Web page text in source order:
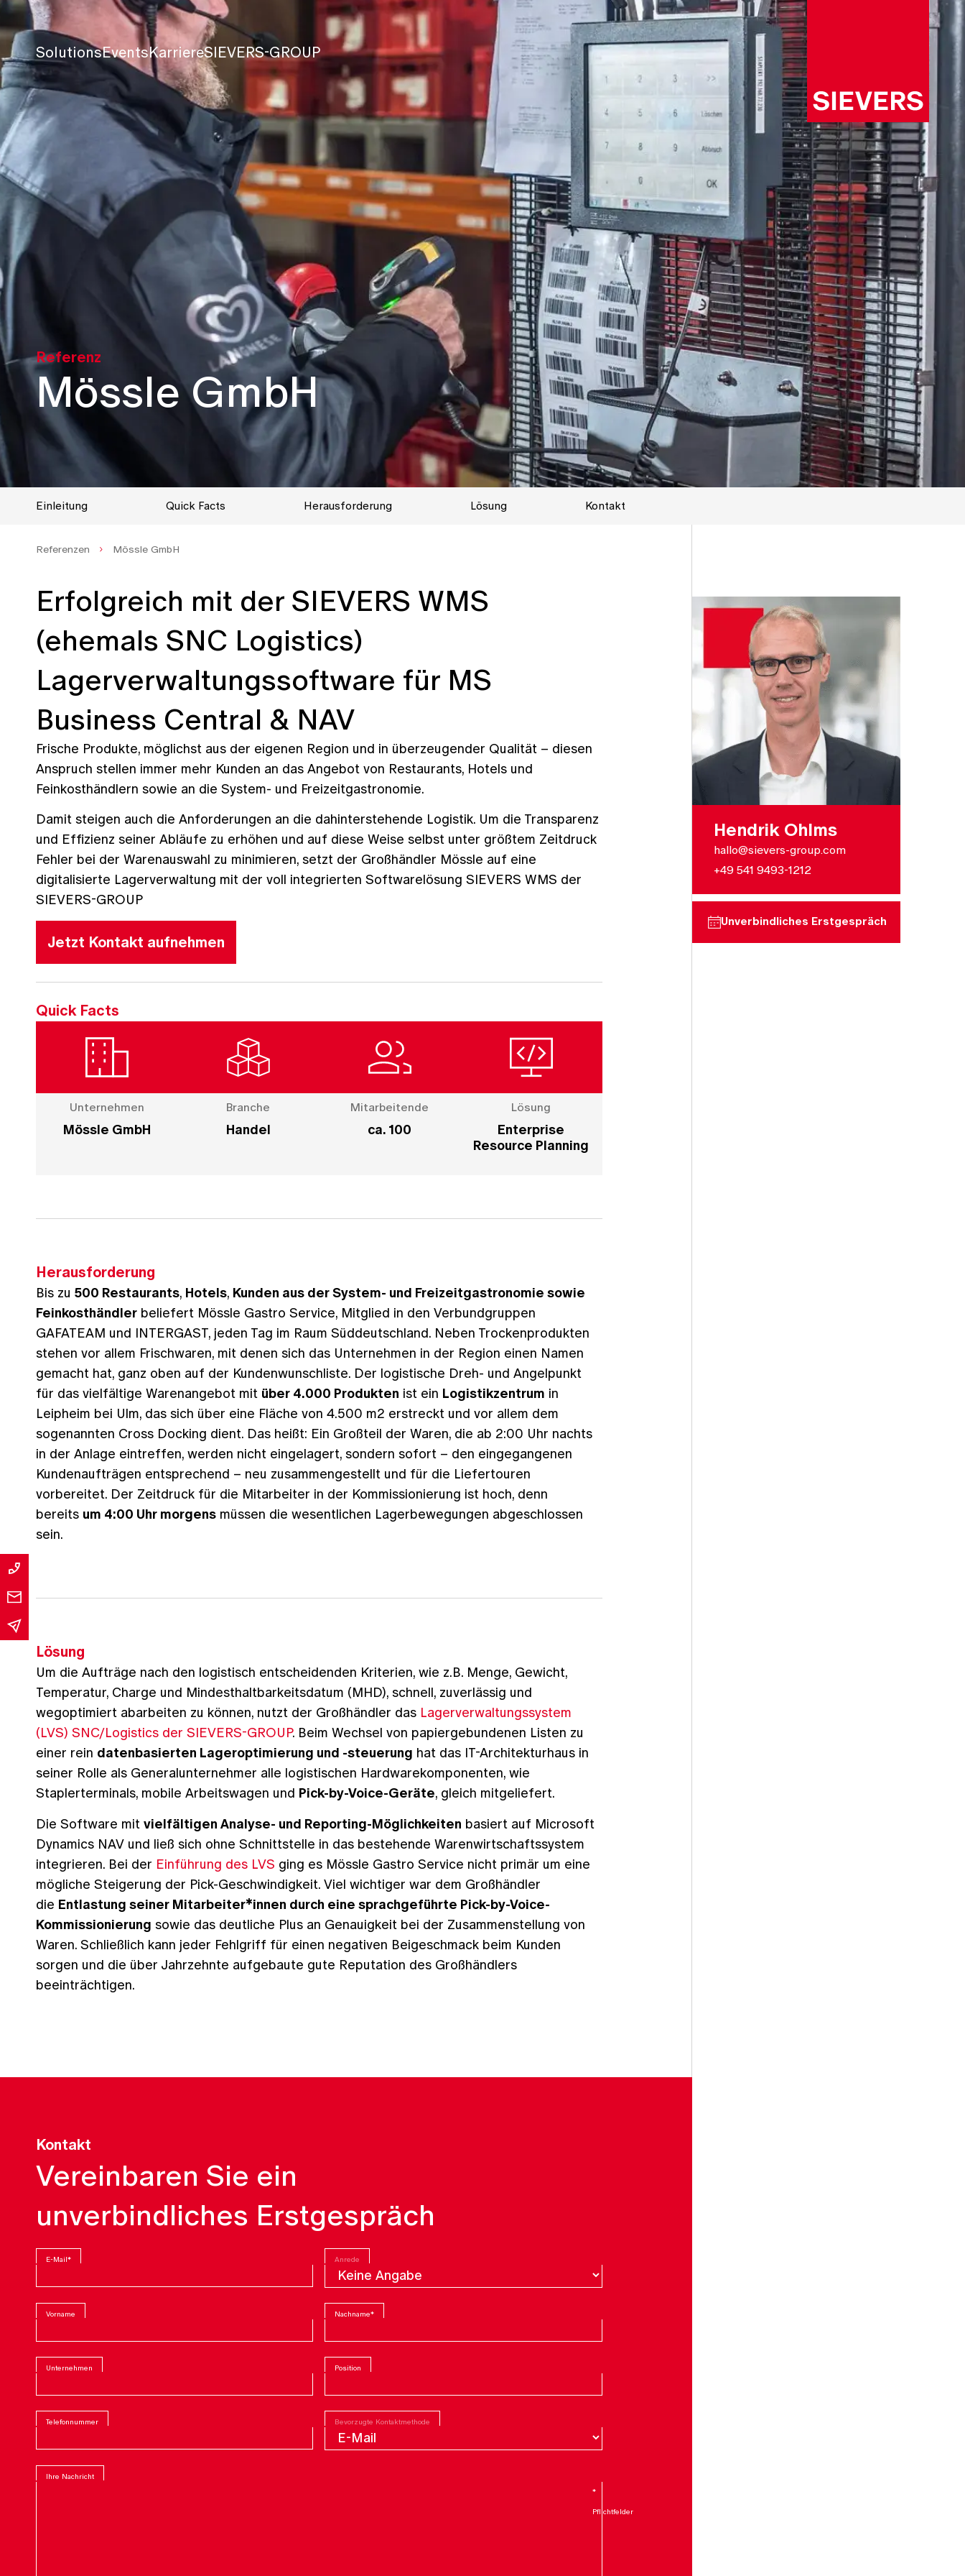
Solutions
Künstliche Intelligenz
Datenmanagement
Business Analytics
Unified Communication and Collaboration
Customer Relationship Management
Digital Workplace
Enterprise Content Management
Enterprise Resource Planning
Hybrid Cloud
IT-Security
Netzwerk
Events
Events
Webcasts
Aufzeichnungen
SIEVERS-WORLD
SIEVERS Forum
KarriereSIEVERS-GROUP
Blog
The place to be.
Unternehmen
Partner
Referenzen
Kontakt
Referenz
Mössle GmbH
Einleitung Quick Facts Herausforderung Lösung Kontakt
Referenzen Mössle GmbH
Erfolgreich mit der SIEVERS WMS
(ehemals SNC Logistics)
Lagerverwaltungssoftware für MS
Business Central & NAV
Frische Produkte, möglichst aus der eigenen Region und in überzeugender Qualität – diesen
Anspruch stellen immer mehr Kunden an das Angebot von Restaurants, Hotels und
Feinkosthändlern sowie an die System- und Freizeitgastronomie.
Damit steigen auch die Anforderungen an die dahinterstehende Logistik. Um die Transparenz
und Effizienz seiner Abläufe zu erhöhen und auf diese Weise selbst unter größtem Zeitdruck
Fehler bei der Warenauswahl zu minimieren, setzt der Großhändler Mössle auf eine
digitalisierte Lagerverwaltung mit der voll integrierten Softwarelösung SIEVERS WMS der
SIEVERS-GROUP
Jetzt Kontakt aufnehmen
Quick Facts
Unternehmen
Mössle GmbH
Branche
Handel
Mitarbeitende
ca. 100
Lösung
Enterprise
Resource Planning
Herausforderung
Bis zu 500 Restaurants, Hotels, Kunden aus der System- und Freizeitgastronomie sowie
Feinkosthändler beliefert Mössle Gastro Service, Mitglied in den Verbundgruppen
GAFATEAM und INTERGAST, jeden Tag im Raum Süddeutschland. Neben Trockenprodukten
stehen vor allem Frischwaren, mit denen sich das Unternehmen in der Region einen Namen
gemacht hat, ganz oben auf der Kundenwunschliste. Der logistische Dreh- und Angelpunkt
für das vielfältige Warenangebot mit über 4.000 Produkten ist ein Logistikzentrum in
Leipheim bei Ulm, das sich über eine Fläche von 4.500 m2 erstreckt und vor allem dem
sogenannten Cross Docking dient. Das heißt: Ein Großteil der Waren, die ab 2:00 Uhr nachts
in der Anlage eintreffen, werden nicht eingelagert, sondern sofort – den eingegangenen
Kundenaufträgen entsprechend – neu zusammengestellt und für die Liefertouren
vorbereitet. Der Zeitdruck für die Mitarbeiter in der Kommissionierung ist hoch, denn
bereits um 4:00 Uhr morgens müssen die wesentlichen Lagerbewegungen abgeschlossen
sein.
Lösung
Um die Aufträge nach den logistisch entscheidenden Kriterien, wie z.B. Menge, Gewicht,
Temperatur, Charge und Mindesthaltbarkeitsdatum (MHD), schnell, zuverlässig und
wegoptimiert abarbeiten zu können, nutzt der Großhändler das Lagerverwaltungssystem
(LVS) SNC/Logistics der SIEVERS-GROUP. Beim Wechsel von papiergebundenen Listen zu
einer rein datenbasierten Lageroptimierung und -steuerung hat das IT-Architekturhaus in
seiner Rolle als Generalunternehmer alle logistischen Hardwarekomponenten, wie
Staplerterminals, mobile Arbeitswagen und Pick-by-Voice-Geräte, gleich mitgeliefert.
Die Software mitvielfältigen Analyse- und Reporting-Möglichkeiten basiert auf Microsoft
Dynamics NAV und ließ sich ohne Schnittstelle in das bestehende Warenwirtschaftssystem
integrieren. Bei der Einführung des LVS ging es Mössle Gastro Service nicht primär um eine
mögliche Steigerung der Pick-Geschwindigkeit. Viel wichtiger war dem Großhändler
die Entlastung seiner Mitarbeiter*innen durch eine sprachgeführte Pick-by-Voice-
Kommissionierung sowie das deutliche Plus an Genauigkeit bei der Zusammenstellung von
Waren. Schließlich kann jeder Fehlgriff für einen negativen Beigeschmack beim Kunden
sorgen und die über Jahrzehnte aufgebaute gute Reputation des Großhändlers
beeinträchtigen.
Kontakt
Vereinbaren Sie ein
unverbindliches Erstgespräch
E-Mail* Anrede
Vorname Nachname*
Unternehmen Position
Telefonnummer Bevorzugte Kontaktmethode
Ihre Nachricht
Hendrik Ohlms
hallo@sievers-group.com
+49 541 9493-1212
Unverbindliches Erstgespräch